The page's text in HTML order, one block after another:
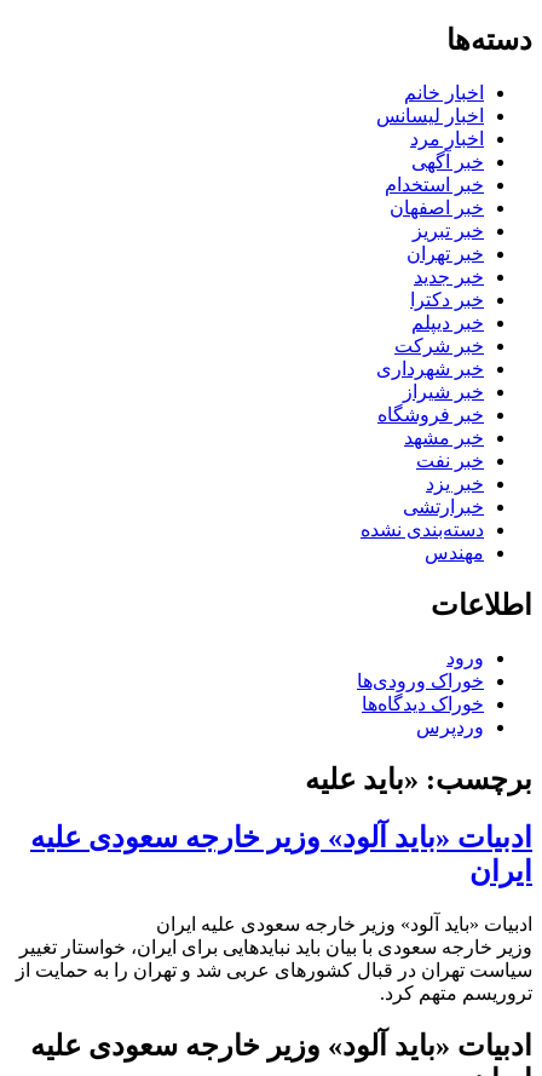
دسته‌ها
اخبار خانم
اخبار لیسانس
اخبار مرد
خبر آگهی
خبر استخدام
خبر اصفهان
خبر تبریز
خبر تهران
خبر جدید
خبر دکترا
خبر دیپلم
خبر شرکت
خبر شهرداری
خبر شیراز
خبر فروشگاه
خبر مشهد
خبر نفت
خبر یزد
خبرارتشی
دسته‌بندی نشده
مهندس
اطلاعات
ورود
خوراک ورودی‌ها
خوراک دیدگاه‌ها
وردپرس
برچسب: «باید علیه
ادبیات «باید آلود» وزیر خارجه سعودی علیه
ایران
ادبیات «باید آلود» وزیر خارجه سعودی علیه ایران
وزیر خارجه سعودی با بیان باید نبایدهایی برای ایران، خواستار تغییر
سیاست تهران در قبال کشورهای عربی شد و تهران را به حمایت از
تروریسم متهم کرد.
ادبیات «باید آلود» وزیر خارجه سعودی علیه